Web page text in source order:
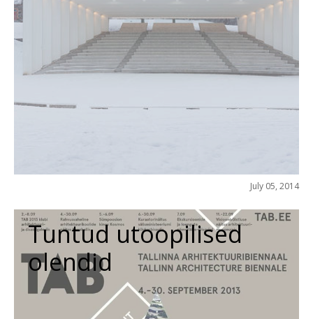
July 05, 2014
Tuntud utoopilised
olendid